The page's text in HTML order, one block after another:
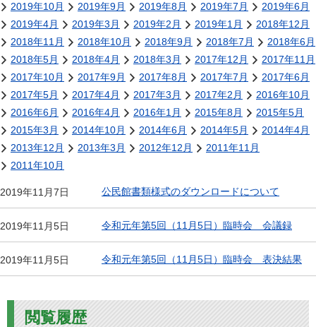
2019年10月
2019年9月 2019年8月 2019年7月
2019年6月
2019年4月
2019年3月 2019年2月 2019年1月
2018年12月
2018年11月
2018年10月 2018年9月 2018年7月
2018年6月
2018年5月
2018年4月 2018年3月 2017年12月
2017年11月
2017年10月
2017年9月 2017年8月 2017年7月
2017年6月
2017年5月
2017年4月 2017年3月 2017年2月
2016年10月
2016年6月
2016年4月 2016年1月 2015年8月
2015年5月
2015年3月
2014年10月 2014年6月 2014年5月
2014年4月
2013年12月
2013年3月 2012年12月
2011年11月
2011年10月
2019年11月7日 公民館書類様式のダウンロードについて
2019年11月5日 令和元年第5回（11月5日）臨時会 会議録
2019年11月5日 令和元年第5回（11月5日）臨時会 表決結果
閲覧履歴